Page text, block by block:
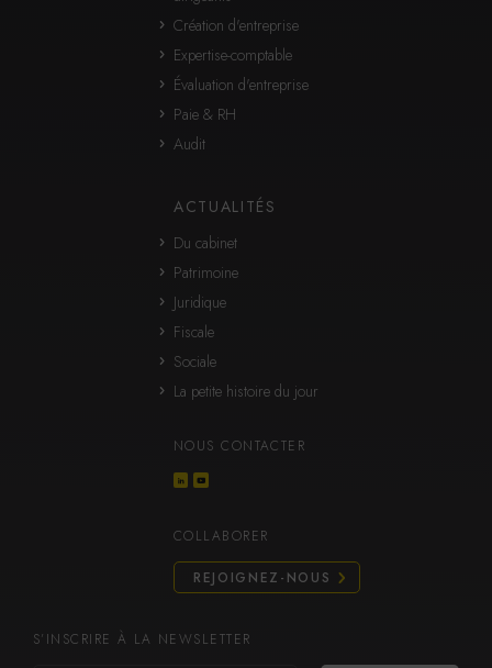
Création d'entreprise
Expertise-comptable
Évaluation d'entreprise
Paie & RH
Audit
ACTUALITÉS
Du cabinet
Patrimoine
Juridique
Fiscale
Sociale
La petite histoire du jour
NOUS CONTACTER
COLLABORER
REJOIGNEZ-NOUS
S’INSCRIRE À LA NEWSLETTER